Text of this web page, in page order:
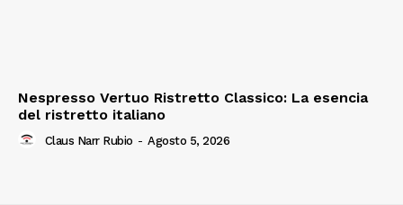
Nespresso Vertuo Ristretto Classico: La esencia
del ristretto italiano
Claus Narr Rubio - Agosto 5, 2026